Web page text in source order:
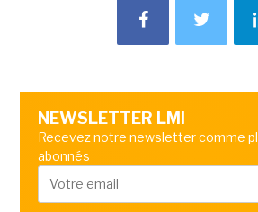
NEWSLETTER LMI
Recevez notre newsletter comme
abonnés